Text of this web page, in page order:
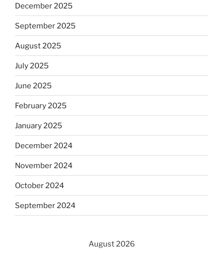
December 2025
September 2025
August 2025
July 2025
June 2025
February 2025
January 2025
December 2024
November 2024
October 2024
September 2024
August 2026